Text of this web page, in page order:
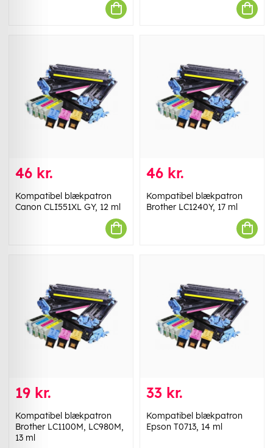
46 kr.
Kompatibel blækpatron
Canon CLI551XL GY, 12 ml
46 kr.
Kompatibel blækpatron
Brother LC1240Y, 17 ml
19 kr.
Kompatibel blækpatron
Brother LC1100M, LC980M,
13 ml
33 kr.
Kompatibel blækpatron
Epson T0713, 14 ml